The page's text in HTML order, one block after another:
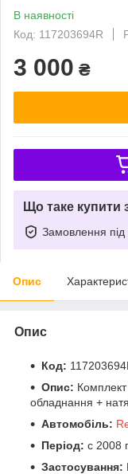
В наявності
Код: 117203694R
3 000 ₴
Що таке купити
Замовлення під
Опис
Опис
Код:
Опис:
обладнання +
Автомобіль:
Період: c 2008 г.
Застосування: